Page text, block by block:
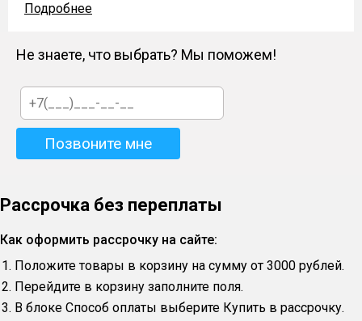
Подробнее
Не знаете, что выбрать? Мы поможем!
Рассрочка без переплаты
Как оформить рассрочку на сайте:
Положите товары в корзину на сумму от 3000 рублей.
Перейдите в корзину заполните поля.
В блоке Способ оплаты выберите Купить в рассрочку.